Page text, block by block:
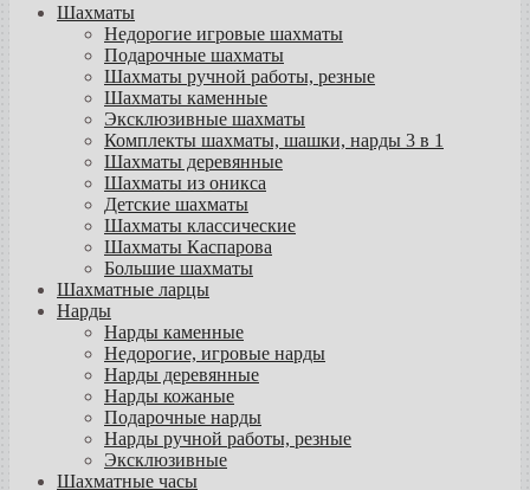
Шахматы
Недорогие игровые шахматы
Подарочные шахматы
Шахматы ручной работы, резные
Шахматы каменные
Эксклюзивные шахматы
Комплекты шахматы, шашки, нарды 3 в 1
Шахматы деревянные
Шахматы из оникса
Детские шахматы
Шахматы классические
Шахматы Каспарова
Большие шахматы
Шахматные ларцы
Нарды
Нарды каменные
Недорогие, игровые нарды
Нарды деревянные
Нарды кожаные
Подарочные нарды
Нарды ручной работы, резные
Эксклюзивные
Шахматные часы